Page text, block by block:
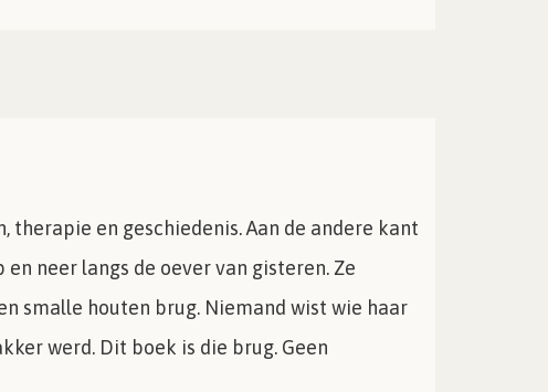
therapie en geschiedenis. Aan de andere kant
neer langs de oever van gisteren. Ze
smalle houten brug. Niemand wist wie haar
werd. Dit boek is die brug. Geen